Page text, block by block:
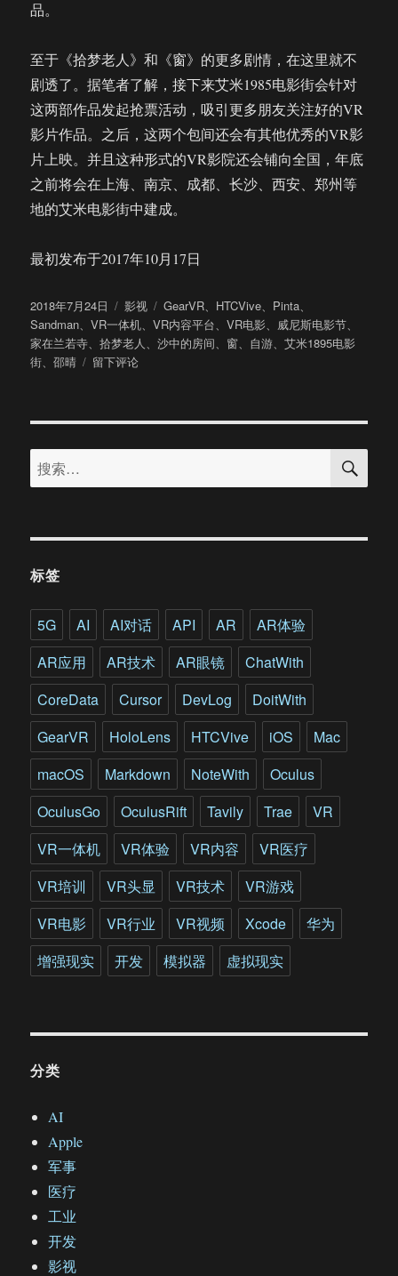
品。
至于《拾梦老人》和《窗》的更多剧情，在这里就不
剧透了。据笔者了解，接下来艾米1985电影街会针对
这两部作品发起抢票活动，吸引更多朋友关注好的VR
影片作品。之后，这两个包间还会有其他优秀的VR影
片上映。并且这种形式的VR影院还会铺向全国，年底
之前将会在上海、南京、成都、长沙、西安、郑州等
地的艾米电影街中建成。
最初发布于2017年10月17日
发
布
于
2018年7月24日
分
类
影视
标
签
GearVR、 HTCVive、 Pinta、
Sandman、VR一体机、VR内容平台、VR电影、 威尼斯电影节、
家在兰若寺、拾梦老人、沙中的房间、 窗、 自游、艾米1895电影
街、邵晴
于
院
看
梦
怎
的
体
验
留下评论
搜
索：
搜
标签
5G AI AI对话 API AR
AR体验
AR应用
AR技术 AR眼镜
ChatWith
CoreData
Cursor DevLog
DoitWith
GearVR
HoloLens HTCVive iOS
Mac
macOS
Markdown NoteWith
Oculus
OculusGo
OculusRift Tavily Trae
VR
VR一体机
VR体验 VR内容
VR医疗
VR培训
VR头显 VR技术
VR游戏
VR电影
VR行业 VR视频 Xcode
华为
增强现实
开发 模拟器 虚拟现实
分类
AI
Apple
军事
医疗
工业
开发
影视